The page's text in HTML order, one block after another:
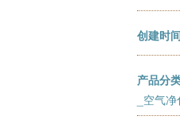
创建时
产品分
_空气